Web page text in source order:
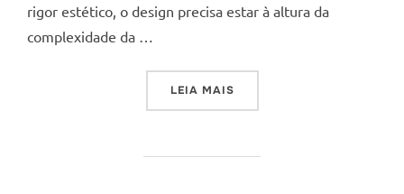
rigor estético, o design precisa estar à altura da
complexidade da …
LEIA MAIS“ONDE A PRECISÃO